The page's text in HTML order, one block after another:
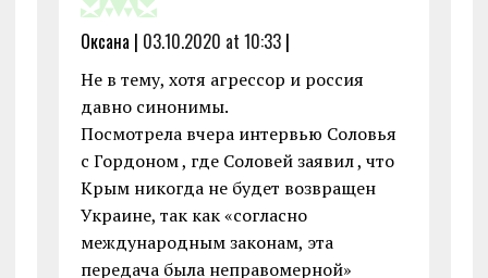
Оксана | 03.10.2020 at 10:33|
Не в тему, хотя агрессор и россия
давно синонимы.
Посмотрела вчера интервью Соловья
с Гордоном , где Соловей заявил , что
Крым никогда не будет возвращен
Украине, так как «согласно
международным законам, эта
передача была неправомерной»